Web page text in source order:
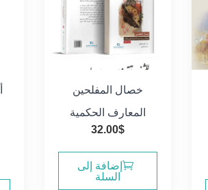
خصال المفلحين
المعارف الحكمية
32.00$
إضافة إلى
السلة